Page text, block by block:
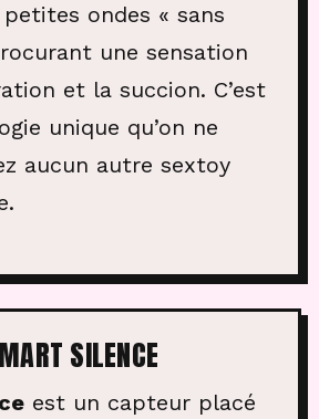
ondes « sans
une sensation
et la succion. C’est
unique qu’on ne
aucun autre sextoy
SILENCE
est un capteur placé